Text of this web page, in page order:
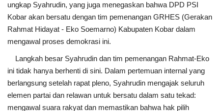
ungkap Syahrudin, yang juga menegaskan bahwa DPD PSI
Kobar akan bersatu dengan tim pemenangan GRHES (Gerakan
Rahmat Hidayat - Eko Soemarno) Kabupaten Kobar dalam
mengawal proses demokrasi ini.
Langkah besar Syahrudin dan tim pemenangan Rahmat-Eko
ini tidak hanya berhenti di sini. Dalam pertemuan internal yang
berlangsung setelah rapat pleno, Syahrudin mengajak seluruh
elemen partai dan relawan untuk bersatu dalam satu tekad:
mengawal suara rakyat dan memastikan bahwa hak pilih